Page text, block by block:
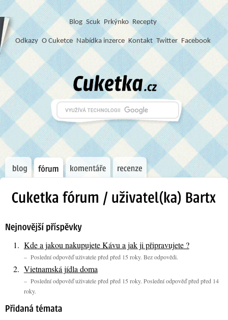
Blog Scuk Prkýnko Recepty
Odkazy O Cuketce Nabídka inzerce Kontakt Twitter Facebook
Kde a jakou nakupujete Kávu a jak ji připravujete ?
– Poslední odpověď uživatele před před 15 roky. Bez odpovědi.
Vietnamská jídla doma
– Poslední odpověď uživatele před před 15 roky. Poslední odpověď před před 14
roky.